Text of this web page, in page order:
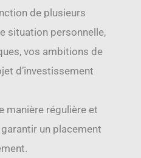
de plusieurs
situation personnelle,
vos ambitions de
d’investissement
manière régulière et
un placement